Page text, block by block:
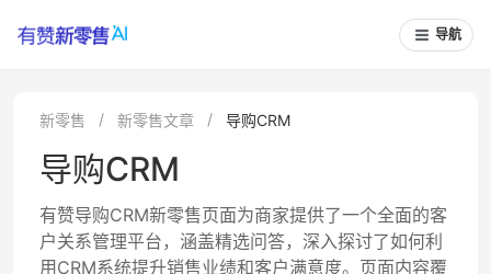
导航
新零售 新零售文章 导购CRM
导购CRM
有赞导购CRM新零售页面为商家提供了一个全面的客
户关系管理平台，涵盖精选问答，深入探讨了如何利
用CRM系统提升销售业绩和客户满意度。页面内容覆